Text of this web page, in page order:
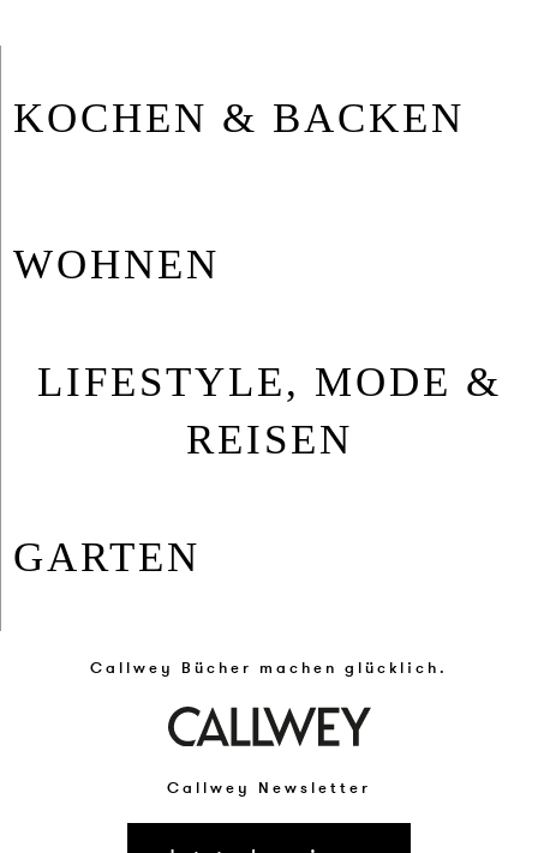
KO­CHEN & BA­CKEN
WOH­NEN
LIFESTYLE, MODE &
REISEN
GAR­TEN
Callwey Bücher machen glücklich.
Callwey Newsletter